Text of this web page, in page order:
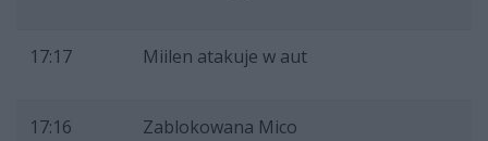
17:17 Miilen atakuje w aut
17:16 Zablokowana Mico